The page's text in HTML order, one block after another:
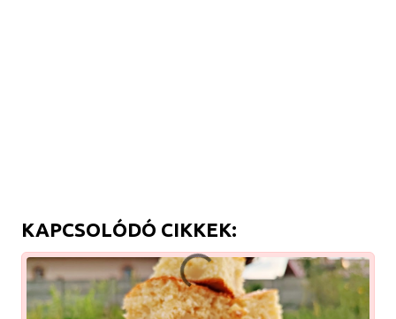
KAPCSOLÓDÓ CIKKEK: